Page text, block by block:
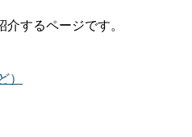
するページです。
）